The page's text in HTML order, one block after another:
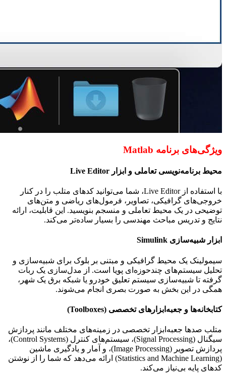
ویژگی‌های برنامه Matlab
محیط برنامه‌نویسی تعاملی و ابزار Live Editor
با استفاده ازLive Editor، شما می‌توانید کدهای متلب را در کنار
خروجی‌های گرافیکی، تصاویر، فرمول‌های ریاضی و متن‌های
توضیحی در یک محیط تعاملی و منسجم بنویسید. این قابلیت، ارائه
نتایج و تدریس مباحث مهندسی را بسیار ساده‌تر می‌کند.
ابزار شبیه‌سازی Simulink
سیمولینک یک محیط گرافیکی و مبتنی بر بلوک برای شبیه‌سازی و
تحلیل سیستم‌های چندحوزه‌ای پویا است. از مدل‌سازی یک ربات
گرفته تا شبیه‌سازی سیستم تعلیق خودرو یا شبکه برق یک شهر،
همگی در این بخش به صورت بصری انجام می‌شوند.
کتابخانه‌ها و جعبه‌ابزارهای تخصصی (Toolboxes
)
متلب صدها جعبه‌ابزار تخصصی در زمینه‌های مختلف مانند پردازش
سیگنال (Signal Processing)، سیستم‌های کنترل (Control Systems)،
پردازش تصویر (Image Processing)، و آمار و یادگیری ماشین
(
Statistics and Machine Learning) ارائه می‌دهد که شما را از نوشتن
کدهای پایه بی‌نیاز می‌کند.